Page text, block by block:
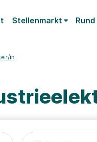
Stellenmarkt
in